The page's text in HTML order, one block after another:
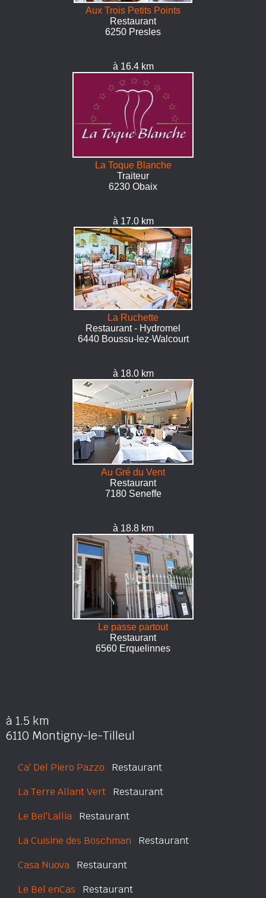
Aux Trois Petits Points
Restaurant
6250 Presles
à 16.4 km
La Toque Blanche
Traiteur
6230 Obaix
à 17.0 km
La Ruchette
Restaurant - Hydromel
6440 Boussu-lez-Walcourt
à 18.0 km
Au Gré du Vent
Restaurant
7180 Seneffe
à 18.8 km
Le passe partout
Restaurant
6560 Erquelinnes
à 1.5 km
6110 Montigny-le-Tilleul
Ca' Del Piero Pazzo Restaurant
La Terre Allant Vert Restaurant
Le Bel'Lallia Restaurant
La Cuisine des Boschman Restaurant
Casa Nuova Restaurant
Le Bel enCas Restaurant